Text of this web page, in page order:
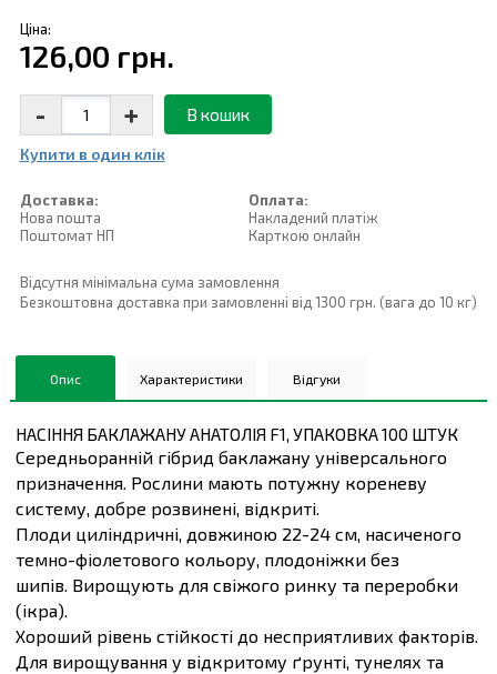
Ціна:
126,00 грн.
- + В кошик
Купити в один клiк
Доставка:
Нова пошта
Поштомат НП
Оплата:
Накладений платiж
Карткою онлайн
Відсутня мінімальна сума замовлення
Безкоштовна доставка при замовленні від 1300 грн. (вага до 10 кг)
Опис Характеристики Відгуки
НАСІННЯ БАКЛАЖАНУ АНАТОЛІЯ F1, УПАКОВКА 100 ШТУК
Середньоранній гібрид баклажану універсального
призначення. Рослини мають потужну кореневу
систему, добре розвинені, відкриті.
Плоди циліндричні, довжиною 22-24 см, насиченого
темно-фіолетового кольору, плодоніжки без
шипів. Вирощують для свіжого ринку та переробки
(ікра).
Хороший рівень стійкості до несприятливих факторів.
Для вирощування у відкритому ґрунті, тунелях та